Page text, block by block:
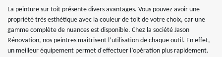
La peinture sur toit présente divers avantages. Vous pouvez avoir une
propriété très esthétique avec la couleur de toit de votre choix, car une
gamme complète de nuances est disponible. Chez la société Jason
Rénovation, nos peintres maitrisent l’utilisation de chaque outil. En effet,
un meilleur équipement permet d'effectuer l’opération plus rapidement.